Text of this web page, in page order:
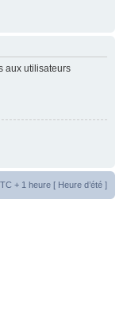
aux utilisateurs
+ 1 heure [ Heure d’été ]